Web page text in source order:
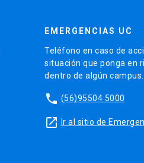
EMERGENCIAS UC
Teléfono en caso de
situación que ponga en
dentro de algún campus.
phone (56)95504 5000
launch Ir al sitio de